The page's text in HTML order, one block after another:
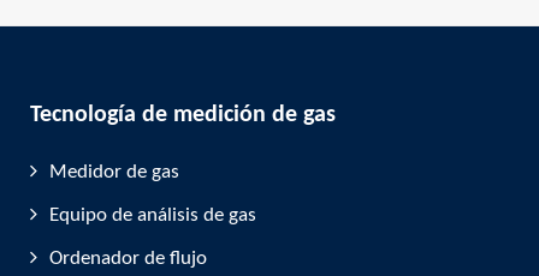
Tecnología de medición de gas
Medidor de gas
Equipo de análisis de gas
Ordenador de flujo